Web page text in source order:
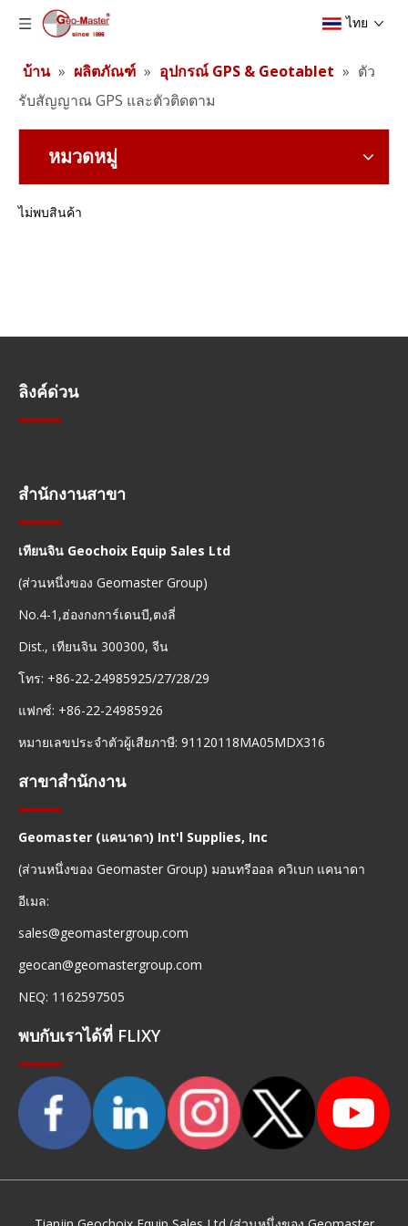
ไทย
บ้าน » ผลิตภัณฑ์ » อุปกรณ์ GPS & Geotablet » ตัว
รับสัญญาณ GPS และตัวติดตาม
หมวดหมู่
ไม่พบสินค้า
ลิงค์ด่วน
สำนักงานสาขา
เทียนจิน Geochoix Equip Sales Ltd
(ส่วนหนึ่งของ Geomaster Group)
No.4-1,ฮ่องกงการ์เดนบี,ตงลี่
Dist., เทียนจิน 300300, จีน
โทร: +86-22-24985925/27/28/29
แฟกซ์: +86-22-24985926
หมายเลขประจำตัวผู้เสียภาษี: 91120118MA05MDX316
สาขาสำนักงาน
Geomaster (แคนาดา) Int'l Supplies, Inc
(ส่วนหนึ่งของ Geomaster Group) มอนทรีออล ควิเบก แคนาดา
อีเมล:
sales@geomastergroup.com
geocan@geomastergroup.com
NEQ: 1162597505
พบกับเราได้ที่ FLIXY